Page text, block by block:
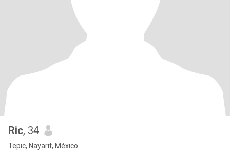
Ric, 34
Tepic, Nayarit, México